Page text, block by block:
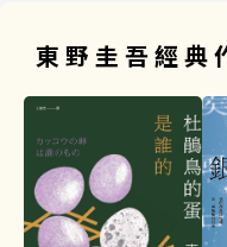
東野圭吾經典